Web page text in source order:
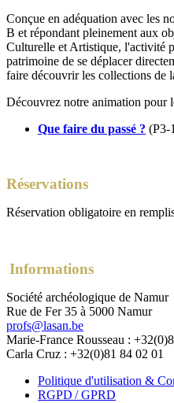
Conçue en adéquation avec les
B et répondant pleinement aux
Culturelle et Artistique, l'activité
patrimoine de se déplacer
faire découvrir les collections de
Découvrez notre animation pour
Que faire du passé ? (P3-
Réservations
Réservation obligatoire en
Informations
Société archéologique de Namur
Rue de Fer 35 à 5000 Namur
profs@lasan.be
Marie-France Rousseau :
Carla Cruz : +32(0)81 84 02 01
Politique d'utilisation &
RGPD / GPRD